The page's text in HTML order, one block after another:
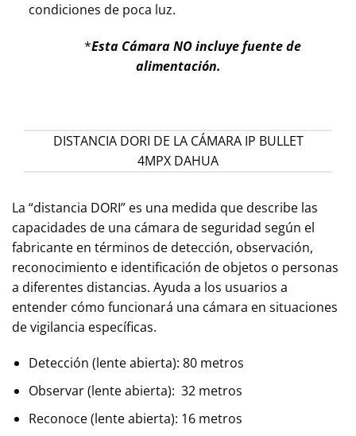
condiciones de poca luz.
*Esta Cámara NO incluye fuente de
alimentación.
DISTANCIA DORI DE LA CÁMARA IP BULLET
4MPX DAHUA
La “distancia DORI” es una medida que describe las
capacidades de una cámara de seguridad según el
fabricante en términos de detección, observación,
reconocimiento e identificación de objetos o personas
a diferentes distancias. Ayuda a los usuarios a
entender cómo funcionará una cámara en situaciones
de vigilancia específicas.
Detección (lente abierta): 80 metros
Observar (lente abierta): 32 metros
Reconoce (lente abierta): 16 metros